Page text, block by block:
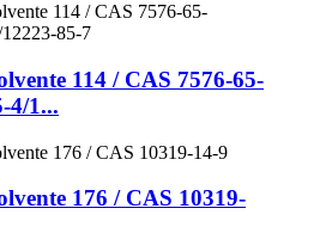
114 / CAS 7576-65-
4/1...
176 / CAS 10319-